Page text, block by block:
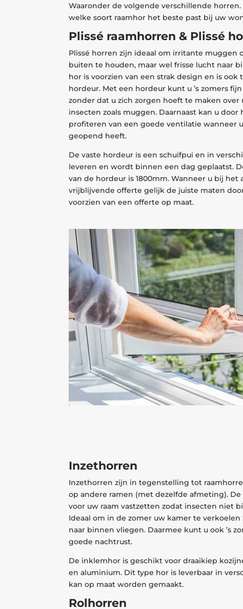
Waaronder de volgende verschillende
welke soort raamhor het beste past bij uw
Plissé raamhorren & Plissé
Plissé horren zijn ideaal om irritante muggen
buiten te houden, maar wel frisse lucht naar
hor is voorzien van een strak design en is ook
hordeur. Met een hordeur kunt u ’s zomers
zonder dat u zich zorgen hoeft te maken over
insecten zoals muggen. Daarnaast kan u door
profiteren van een goede ventilatie wanneer
geopend heeft.
De vaste hordeur is een schuifpui en in
leveren en wordt binnen een dag geplaatst.
van de hordeur is 1800mm. Wanneer u bij het
vrijblijvende offerte gelijk de juiste maten
voorzien van een offerte op maat.
Inzethorren
Inzethorren zijn in tegenstelling tot
op andere ramen (met dezelfde afmeting).
voor uw raam vastzetten zodat insecten niet
Ideaal om in de zomer uw kamer te
naar binnen vliegen. Daarmee kunt u ook ’s
goede nachtrust.
De inklemhor is geschikt voor draaikiep
en aluminium. Dit type hor is leverbaar in
kan op maat worden gemaakt.
Rolhorren